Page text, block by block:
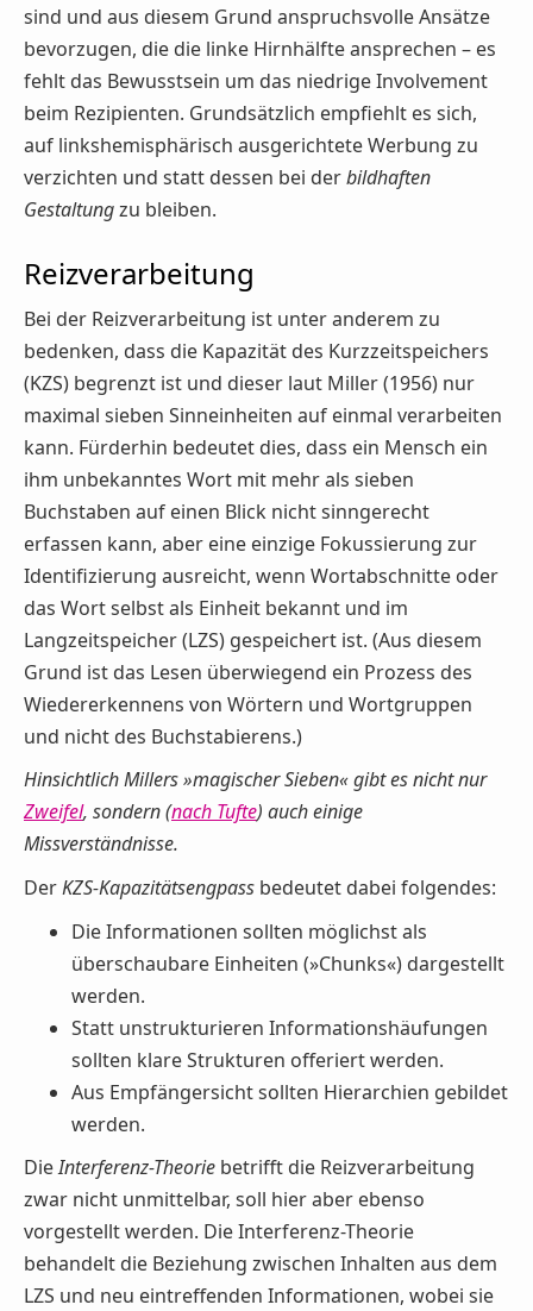
sind und aus diesem Grund anspruchsvolle Ansätze
bevorzugen, die die linke Hirnhälfte ansprechen – es
fehlt das Bewusstsein um das niedrige Involvement
beim Rezipienten. Grundsätzlich empfiehlt es sich,
auf linkshemisphärisch ausgerichtete Werbung zu
verzichten und statt dessen bei derbildhaften
Gestaltungzu bleiben.
Reizverarbeitung
Bei der Reizverarbeitung ist unter anderem zu
bedenken, dass die Kapazität des Kurzzeitspeichers
(KZS) begrenzt ist und dieser laut Miller (1956) nur
maximal sieben Sinneinheiten auf einmal verarbeiten
kann. Fürderhin bedeutet dies, dass ein Mensch ein
ihm unbekanntes Wort mit mehr als sieben
Buchstaben auf einen Blick nicht sinngerecht
erfassen kann, aber eine einzige Fokussierung zur
Identifizierung ausreicht, wenn Wortabschnitte oder
das Wort selbst als Einheit bekannt und im
Langzeitspeicher (LZS) gespeichert ist. (Aus diesem
Grund ist das Lesen überwiegend ein Prozess des
Wiedererkennens von Wörtern und Wortgruppen
und nicht des Buchstabierens.)
Hinsichtlich Millers »magischer Sieben« gibt es nicht nur
Zweifel, sondern (nach Tufte) auch einige
Missverständnisse.
DerKZS-Kapazitätsengpass bedeutet dabei folgendes:
Die Informationen sollten möglichst als
überschaubare Einheiten (»Chunks«) dargestellt
werden.
Statt unstrukturieren Informationshäufungen
sollten klare Strukturen offeriert werden.
Aus Empfängersicht sollten Hierarchien gebildet
werden.
DieInterferenz-Theorie betrifft die Reizverarbeitung
zwar nicht unmittelbar, soll hier aber ebenso
vorgestellt werden. Die Interferenz-Theorie
behandelt die Beziehung zwischen Inhalten aus dem
LZS und neu eintreffenden Informationen, wobei sie